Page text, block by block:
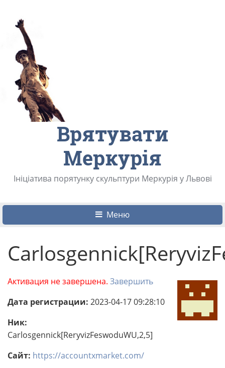
Врятувати
Меркурія
Ініціатива порятунку скульптури Меркурія у Львові
Меню
Активация не завершена. Завершить
Дата регистрации: 2023-04-17 09:28:10
Ник:
Carlosgennick[ReryvizFeswoduWU,2,5]
Сайт: https://accountxmarket.com/